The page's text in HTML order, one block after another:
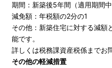
期間：新築後5年間（適用期間
減免額：年税額の2分の1
その他：新築住宅に対する減額
能です。
詳しくは税務課資産税係までお
その他の軽減措置